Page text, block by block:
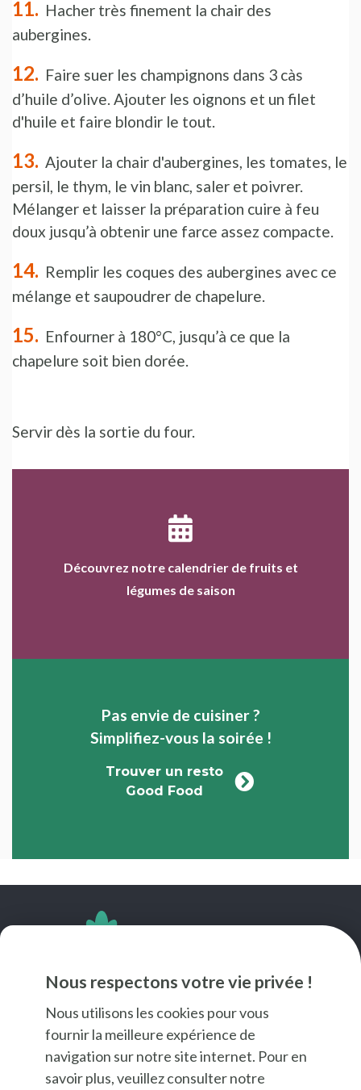
Nous respectons votre vie privée !
Nous utilisons les cookies pour vous
fournir la meilleure expérience de
navigation sur notre site internet. Pour en
savoir plus, veuillez consulter notre
Hacher très finement la chair des
aubergines.
Faire suer les champignons dans 3 càs
d’huile d’olive. Ajouter les oignons et un filet
d'huile et faire blondir le tout.
Ajouter la chair d'aubergines, les tomates, le
persil, le thym, le vin blanc, saler et poivrer.
Mélanger et laisser la préparation cuire à feu
doux jusqu’à obtenir une farce assez compacte.
Remplir les coques des aubergines avec ce
mélange et saupoudrer de chapelure.
Enfourner à 180°C, jusqu’à ce que la
chapelure soit bien dorée.
Servir dès la sortie du four.
Découvrez notre calendrier de fruits et
légumes de saison
Pas envie de cuisiner ?
Simplifiez-vous la soirée !
Trouver un resto
Good Food